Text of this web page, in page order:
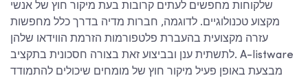
שלקוחות מחפשים לעתים קרובות בעת מיקור חוץ של אנשי
מקצוע טכנולוגיים. לדוגמה, חברות מדיה בדרך כלל מחפשות
עזרה מקצועית בהעברת פלטפורמות הזרמת הווידאו שלהן
לתשתית ענן ובביצוע זאת בצורה חסכונית בתקציב. A-listware
מבצעת באופן פעיל מיקור חוץ של מומחים שיכולים להתמודד